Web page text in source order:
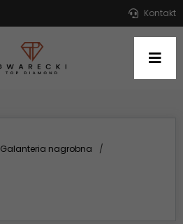
Kontakt
Galanteria nagrobna
/